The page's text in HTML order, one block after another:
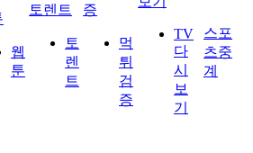
웹
툰
토렌트
토
렌
트
증
먹
튀
검
증
TV
다
시
보
기
스포
츠중
계